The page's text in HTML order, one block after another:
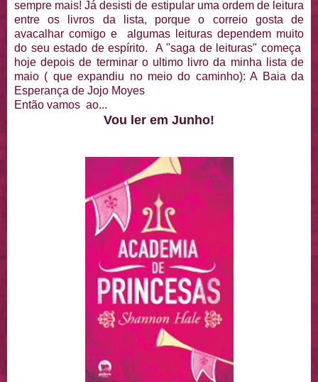
sempre mais! Já desisti de estipular uma ordem de leitura
entre os livros da lista, porque o correio gosta de
avacalhar comigo e algumas leituras dependem muito
do seu estado de espírito. A "saga de leituras" começa
hoje depois de terminar o ultimo livro da minha lista de
maio ( que expandiu no meio do caminho): A Baia da
Esperança de Jojo Moyes
Então vamos ao...
Vou ler em Junho!